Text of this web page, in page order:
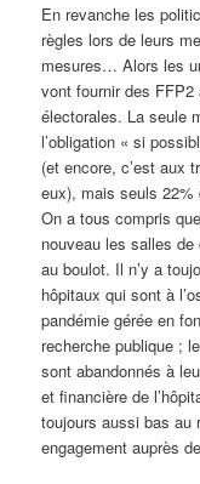
En revanche les
règles lors de leurs
mesures… Alors les
vont fournir des
électorales. La seule
l’obligation « si
(et encore, c’est aux
eux), mais seuls 22%
On a tous compris
nouveau les salles
au boulot. Il n’y a
hôpitaux qui sont à
pandémie gérée en
recherche publique ;
sont abandonnés à
et financière de
toujours aussi bas au
engagement auprès